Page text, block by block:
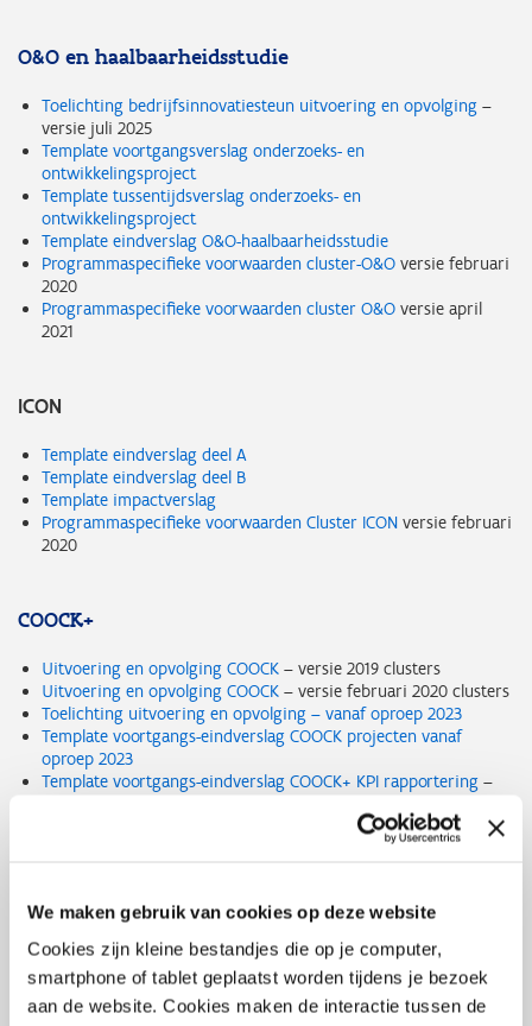
We maken gebruik van cookies op deze website
Cookies zijn kleine bestandjes die op je computer,
smartphone of tablet geplaatst worden tijdens je bezoek
aan de website. Cookies maken de interactie tussen de
O&O en haalbaarheidsstudie
Toelichting bedrijfsinnovatiesteun uitvoering en opvolging –
versie juli 2025
Template voortgangsverslag onderzoeks- en
ontwikkelingsproject
Template tussentijdsverslag onderzoeks- en
ontwikkelingsproject
Template eindverslag O&O-haalbaarheidsstudie
Programmaspecifieke voorwaarden cluster-O&O versie februari
2020
Programmaspecifieke voorwaarden cluster O&O versie april
2021
ICON
Template eindverslag deel A
Template eindverslag deel B
Template impactverslag
Programmaspecifieke voorwaarden Cluster ICON versie februari
2020
COOCK+
Uitvoering en opvolging COOCK – versie 2019 clusters
Uitvoering en opvolging COOCK – versie februari 2020 clusters
Toelichting uitvoering en opvolging – vanaf oproep 2023
Template voortgangs-eindverslag COOCK projecten vanaf
oproep 2023
Template voortgangs-eindverslag COOCK+ KPI rapportering –
Template rapportering invulling KPI’s (OSA) vanaf oproep 2023
(versie 2019)
Programmaspecifieke voorwaarden CLUTSTER COOCK
februari 2020
Programmaspecifieke voorwaarden Cluster-TETRA/Cluster
COOCK versie 2024.1